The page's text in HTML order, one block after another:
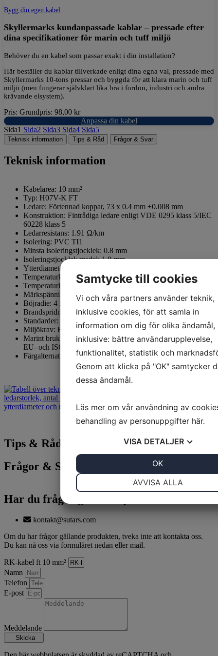
Bygg din egen kabel
Skyllermarks kundanpassade kablar – pressade efter
dina specifikationer för marin och tuff miljö
Behöver du en kabel som passar exakt i din installation?
Här beställer du kablar tillverkade enligt dina egna val, pressade med
Skyllermarks 10-tons pressar och byggda för att klara marin och tuff
miljö (men fungerar självklart lika bra i fordon, industri och andra
krävande elsystem).
Pris: Grundpris: 98,00 kr
Anpassa din kabel
Sida1 Sida2 Sida3 Sida4 Sida5
Teknisk information Tips & Råd Frågor & Svar
Teknisk information
Kabelarea: 10 mm²
Typ: H07V-K FT
Ledare: Förtennad koppar, 73 x 0.4 mm ±0.008 mm
Konstruktion: Fintrådiga ledare enligt VDE 0295 klass 5/IEC
60228 klass 5
Ledarresistans: 1.91 Ω/km
Isolering: PVC TI1
Minsta isoleringstjocklek: 0.8 mm
Isoleringstjocklek medel: 1.0 mm
Ytterdiameter: ca 6.55 mm ±0.6 mm
Temperaturklassning: 70°C
Temperaturintervall: -25°C till +70°C
Märkspänning (Uo/U): 450/750 V
Böjradie: 4 x YD
Brandspridningsklass: Enligt IEC 60332-1-2
Standarder: IEC 60228,5 / HD 383,5 & HD 50363,3
Miljökrav: RoHS 2011/65/EUCE: Godkänd
Marint bruk: Godkänd för installation i båtar enligt gällande
EU- och ISO-standard
Färgalternativ: Röd, svart eller gul
Tips & Råd
Frågor & Svar
Har du frågor gällande produkten?
kontakt@sutars.com
Om du har frågor gällande produkten, tveka inte att kontakta oss.
Du kan nå oss via formuläret nedan eller mail.
RK-kabel ft 10 mm²
Namn
Telefon
E-post
Meddelande
Skicka
Samtycke till cookies
Vi och våra partners använder teknik,
inklusive cookies, för att samla in
information om dig för olika ändamål,
inklusive: bättre användarupplevelse,
funktionalitet, statistik och
Genom att klicka på "OK" samtycker
dessa ändamål.
Läs mer om vår användning av
behandling av personuppgifter här.
VISA DETALJER
AVVISA ALLA
OK